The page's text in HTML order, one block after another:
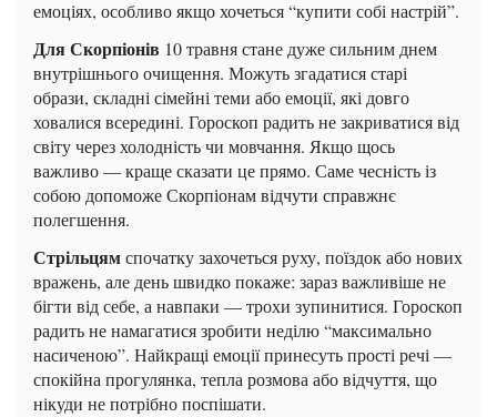
емоціях, особливо якщо хочеться “купити собі настрій”.
Для Скорпіонів 10 травня стане дуже сильним днем
внутрішнього очищення. Можуть згадатися старі
образи, складні сімейні теми або емоції, які довго
ховалися всередині. Гороскоп радить не закриватися від
світу через холодність чи мовчання. Якщо щось
важливо — краще сказати це прямо. Саме чесність із
собою допоможе Скорпіонам відчути справжнє
полегшення.
Стрільцямспочатку захочеться руху, поїздок або нових
вражень, але день швидко покаже: зараз важливіше не
бігти від себе, а навпаки — трохи зупинитися. Гороскоп
радить не намагатися зробити неділю “максимально
насиченою”. Найкращі емоції принесуть прості речі —
спокійна прогулянка, тепла розмова або відчуття, що
нікуди не потрібно поспішати.